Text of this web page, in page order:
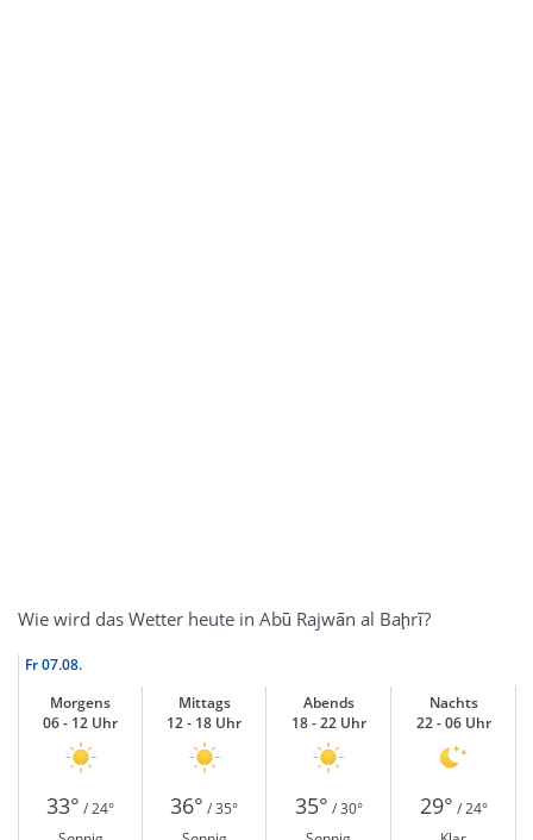
Wie wird das Wetter heute in Abū Rajwān al Baḩrī?
Fr07.08.
Morgens
06 - 12 Uhr
Mittags
12 - 18 Uhr
Abends
18 - 22 Uhr
Nachts
22 - 06 Uhr
33° / 24° 36° / 35° 35° / 30° 29° / 24°